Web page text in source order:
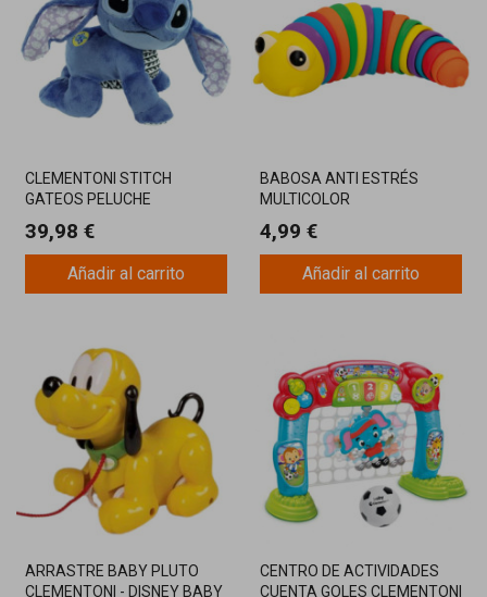
CLEMENTONI STITCH
GATEOS PELUCHE
36 MESES
39,98 €
Añadir al carrito
BABOSA ANTI ESTRÉS
MULTICOLOR
4,99 €
Añadir al carrito
ARRASTRE BABY PLUTO
CLEMENTONI - DISNEY BABY
CENTRO DE ACTIVIDADES
CUENTA GOLES CLEMENTONI